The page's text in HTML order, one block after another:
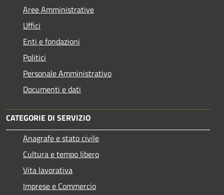
Aree Amministrative
Uffici
Enti e fondazioni
Politici
Personale Amministrativo
Documenti e dati
CATEGORIE DI SERVIZIO
Anagrafe e stato civile
Cultura e tempo libero
Vita lavorativa
Imprese e Commercio